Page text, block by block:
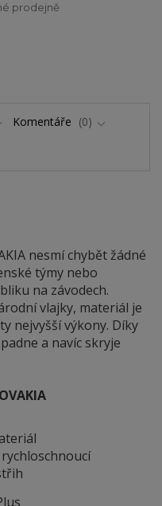
prodejně
Komentáře
0
nesmí chybět žádné
týmy nebo
na závodech.
vlajky, materiál je
nejvyšší výkony. Díky
a navíc skryje